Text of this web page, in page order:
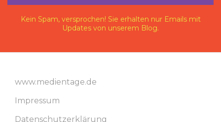
Kein Spam, versprochen! Sie erhalten nur Emails mit
Updates von unserem Blog.
www.medientage.de
Impressum
Datenschutzerklärung